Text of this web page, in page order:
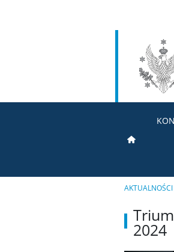
AKTUALNOŚCI
2024